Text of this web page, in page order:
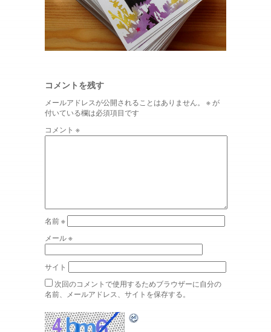
コメントを残す
メールアドレスが公開されることはありません。 ※ が
付いている欄は必須項目です
コメント ※
名前 ※
メール ※
サイト
次回のコメントで使用するためブラウザーに自分の
名前、メールアドレス、サイトを保存する。